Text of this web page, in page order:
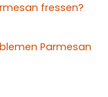
fressen?
Parmesan